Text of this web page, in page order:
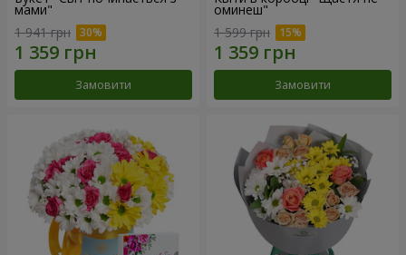
мами"
1 941 грн
Замовити
оминеш"
1 599 грн
Замовити